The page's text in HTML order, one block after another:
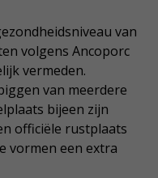
van
volgens Ancoporc
vermeden.
van meerdere
bijeen zijn
officiële rustplaats
vormen een extra